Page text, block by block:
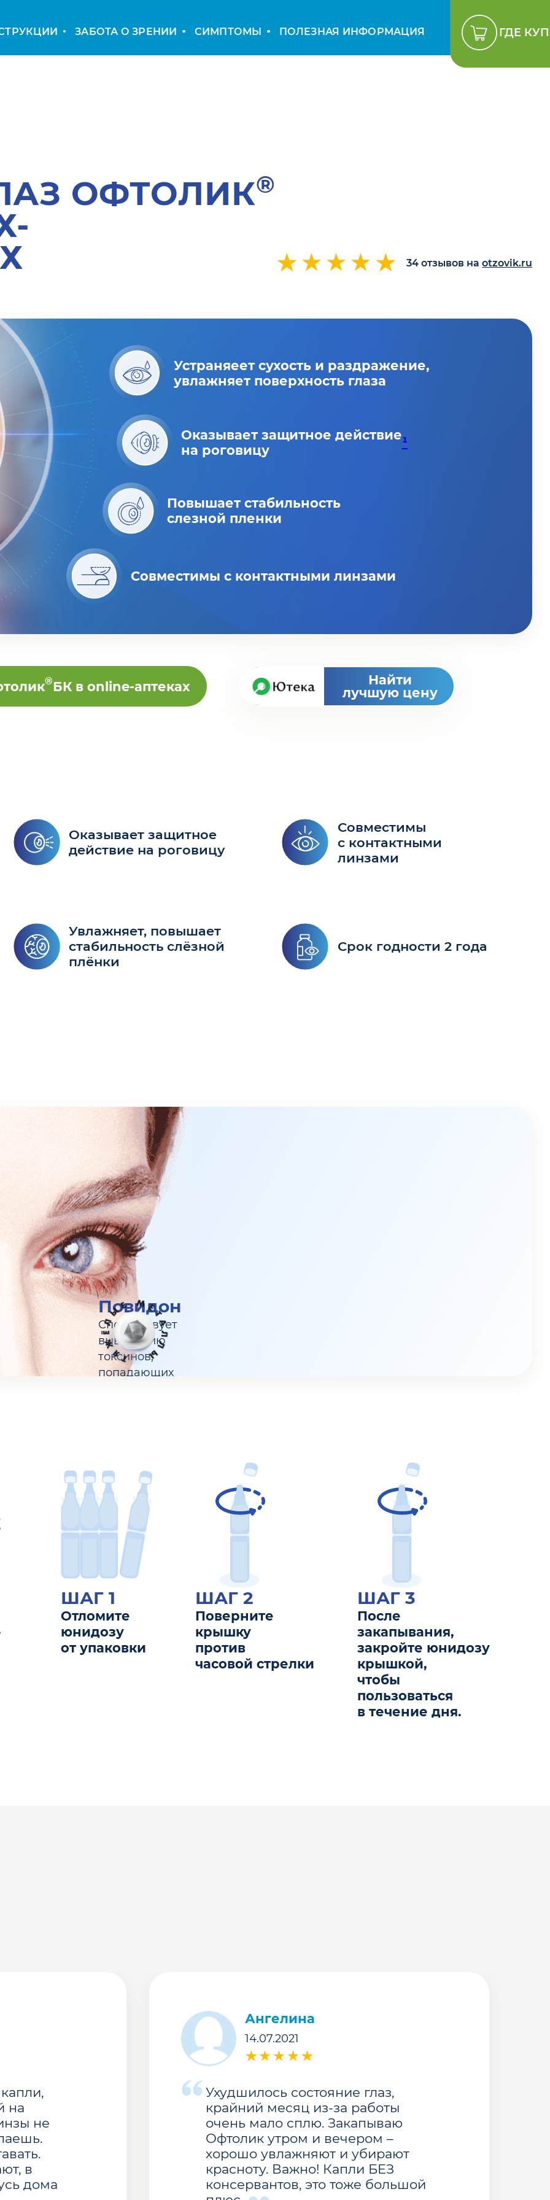
ЗАБОТА О ЗРЕНИИ СИМПТОМЫ ПОЛЕЗНАЯ ИНФОРМАЦИЯ ГДЕ
ОФТОЛИК®
34 отзывов наotzovik.ru
Устраняеет сухость и раздражение,
увлажняет поверхность глаза
Оказывает защитное действие
на роговицу
¹
Повышает стабильность
слезной пленки
Совместимы с контактными линзами
®БК в online-аптеках
Найти
лучшую цену
Оказывает защитное
действие на роговицу
Совместимы
с контактными
линзами
Увлажняет, повышает
стабильность слёзной
плёнки
Срок годности 2 года
Повидон
Способствует
выведению
токсинов,
попадающих
Поливиниловый
спирт
Подобен
компоненту
слезы —
муцину,
который
обеспечивает
увлажнение
и стабилизирует
слезную
пленку.
ШАГ 1
Отломите
юнидозу
от упаковки
ШАГ 2
Поверните
крышку
против
часовой стрелки
ШАГ 3
После
закапывания,
закройте юнидозу
крышкой,
чтобы
пользоваться
в течение дня.
на
не
в
дома
Ангелина
14.07.2021
Ухудшилось состояние глаз,
крайний месяц из-за работы
очень мало сплю. Закапываю
Офтолик утром и вечером –
хорошо увлажняют и убирают
красноту. Важно! Капли БЕЗ
консервантов, это тоже большой